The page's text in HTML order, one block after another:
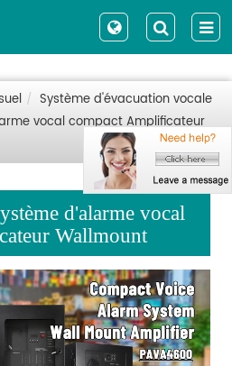
Système d'évacuation vocale
vocal compact Amplificateur
d'alarme vocal
Wallmount